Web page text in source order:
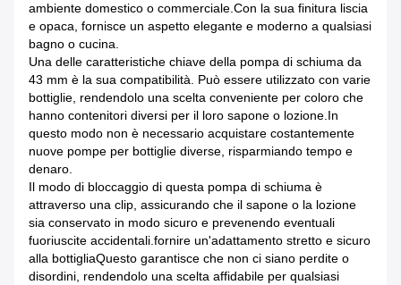
ambiente domestico o commerciale.Con la sua finitura liscia
e opaca, fornisce un aspetto elegante e moderno a qualsiasi
bagno o cucina.
Una delle caratteristiche chiave della pompa di schiuma da
43 mm è la sua compatibilità. Può essere utilizzato con varie
bottiglie, rendendolo una scelta conveniente per coloro che
hanno contenitori diversi per il loro sapone o lozione.In
questo modo non è necessario acquistare costantemente
nuove pompe per bottiglie diverse, risparmiando tempo e
denaro.
Il modo di bloccaggio di questa pompa di schiuma è
attraverso una clip, assicurando che il sapone o la lozione
sia conservato in modo sicuro e prevenendo eventuali
fuoriuscite accidentali.fornire un'adattamento stretto e sicuro
alla bottigliaQuesto garantisce che non ci siano perdite o
disordini, rendendolo una scelta affidabile per qualsiasi